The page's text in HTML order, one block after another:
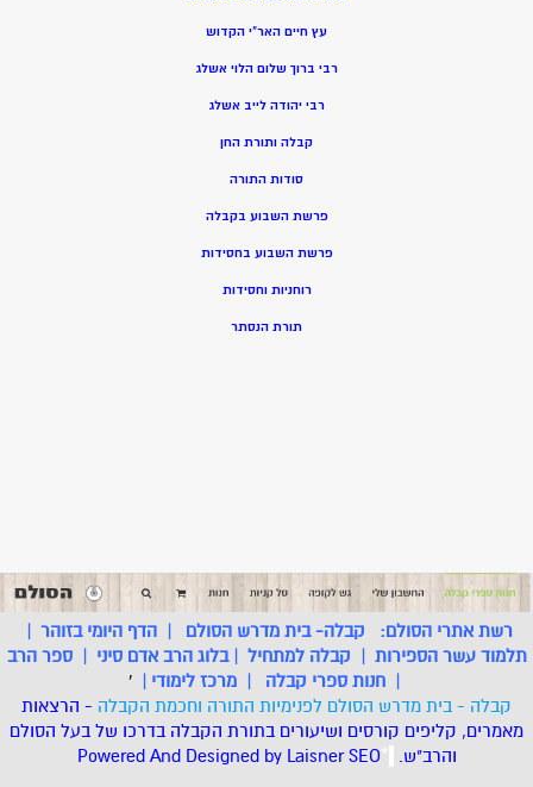
עץ חיים האר”י הקדוש
רבי ברוך שלום הלוי אשלג
רבי יהודה לייב אשלג
קבלה ותורת החן
סודות התורה
פרשת השבוע בקבלה
פרשת השבוע בחסידות
רוחניות וחסידות
תורת הנסתר
רשת אתרי הסולם: קבלה- בית מדרש הסולם |הדף היומי בזוהר |
תלמוד עשר הספירות | קבלה למתחיל |בלוג הרב אדם סיני |ספר הרב
| חנות ספרי קבלה | מרכז לימודי |
'
קבלה - בית מדרש הסולם לפנימיות התורה וחכמת הקבלה - הרצאות
מאמרים, קליפים קורסים ושיעורים בתורת הקבלה בדרכו של בעל הסולם
והרב"ש. *
Powered And Designed by LaisnerSEO